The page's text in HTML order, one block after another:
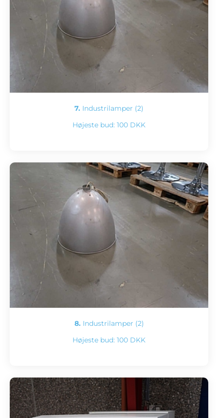
7. Industrilamper (2)
Højeste bud: 100 DKK
8. Industrilamper (2)
Højeste bud: 100 DKK